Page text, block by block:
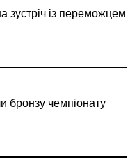
зустріч із переможцем
бронзу чемпіонату